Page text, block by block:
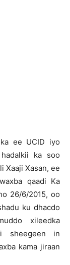
ee UCID iyo
ka soo
Xaaji Xasan, ee
qaadi Ka
26/6/2015, oo
ku dhacdo
xileedka
sheegeen in
kama jiraan